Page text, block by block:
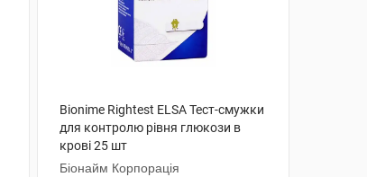
Bionime Rightest ELSA Тест-смужки
для контролю рівня глюкози в
крові 25 шт
Біонайм Корпорація